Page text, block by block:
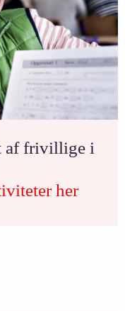
af frivillige i
her